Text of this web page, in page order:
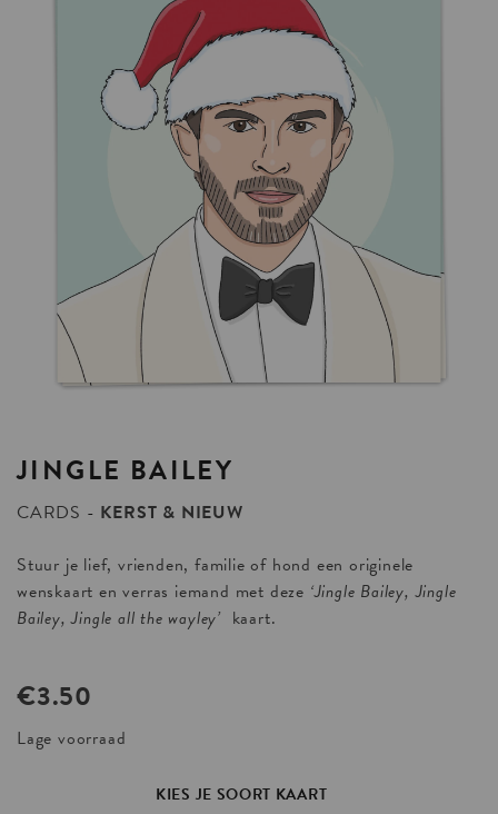
JINGLE BAILEY
CARDS
KERST & NIEUW
Stuur je lief, vrienden, familie of hond een originele
wenskaart en verras iemand met deze ‘Jingle Bailey, Jingle
Bailey, Jingle all the wayley’ kaart.
€3.50
Lage voorraad
KIES JE SOORT KAART